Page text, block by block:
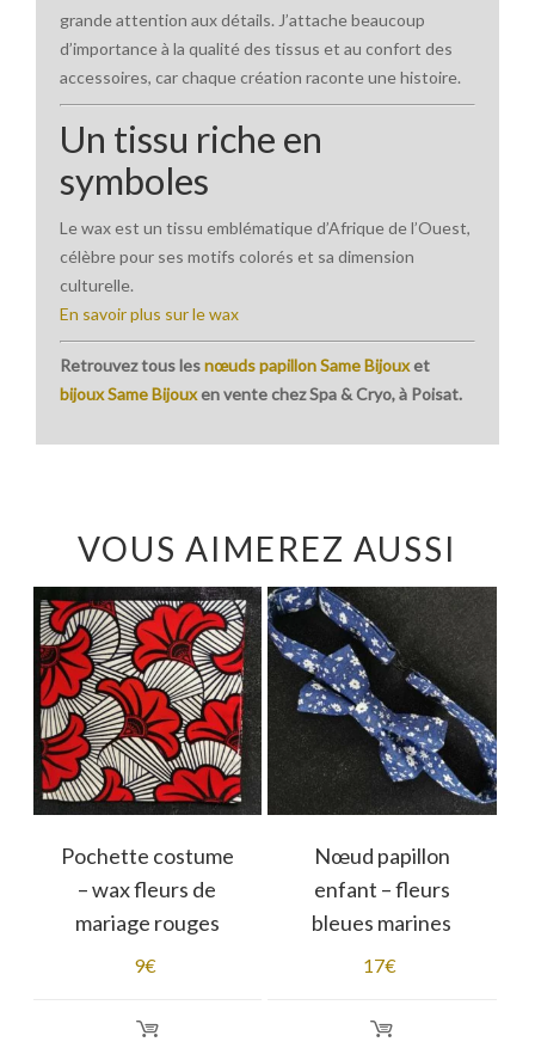
grande attention aux détails. J’attache beaucoup
d’importance à la qualité des tissus et au confort des
accessoires, car chaque création raconte une histoire.
Un tissu riche en
symboles
Le wax est un tissu emblématique d’Afrique de l’Ouest,
célèbre pour ses motifs colorés et sa dimension
culturelle.
En savoir plus sur le wax
Retrouvez tous lesnœuds papillon Same Bijouxet
bijoux Same Bijouxen vente chez Spa & Cryo, à Poisat.
VOUS AIMEREZ AUSSI
Pochette costume
– wax fleurs de
mariage rouges
9€
Nœud papillon
enfant – fleurs
bleues marines
17€